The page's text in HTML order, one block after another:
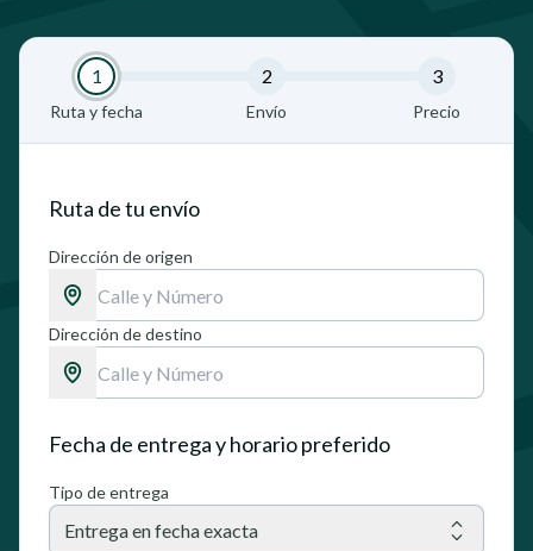
1
Ruta y fecha
2
Envío
3
Precio
Ruta de tu envío
Dirección de origen
Dirección de destino
Fecha de entrega y horario preferido
Tipo de entrega
Entrega en fecha exacta